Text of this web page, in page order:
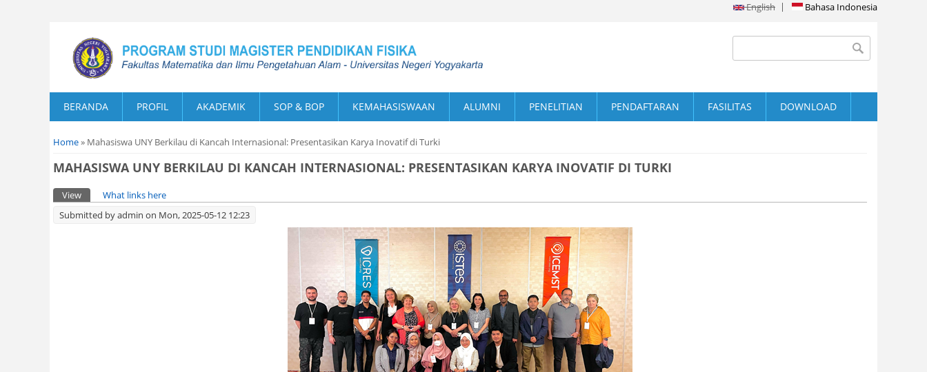
English Bahasa Indonesia
Search form
BERANDA PROFIL AKADEMIK SOP & BOP KEMAHASISWAAN ALUMNI PENELITIAN PENDAFTARAN FASILITAS DOWNLOAD
You are here
Home» Mahasiswa UNY Berkilau di Kancah Internasional: Presentasikan Karya Inovatif di Turki
MAHASISWA UNY BERKILAU DI KANCAH INTERNASIONAL: PRESENTASIKAN KARYA INOVATIF DI TURKI
Primary tabs
View (active tab)
What links here
Submitted byadmin on Mon, 2025-05-12 12:23